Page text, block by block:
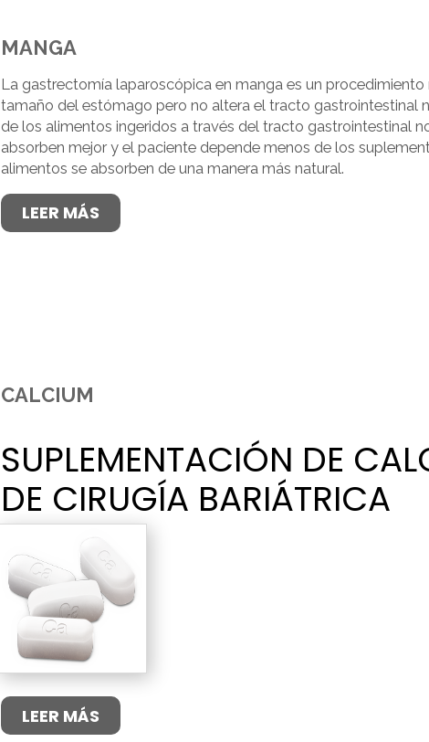
MANGA
La gastrectomía laparoscópica en manga es un
tamaño del estómago pero no altera el tracto gastrointestinal
de los alimentos ingeridos a través del tracto gastrointestinal
absorben mejor y el paciente depende menos de los
alimentos se absorben de una manera más natural.
LEER MÁS
CALCIUM
SUPLEMENTACIÓN DE
DE CIRUGÍA BARIÁTRICA
LEER MÁS